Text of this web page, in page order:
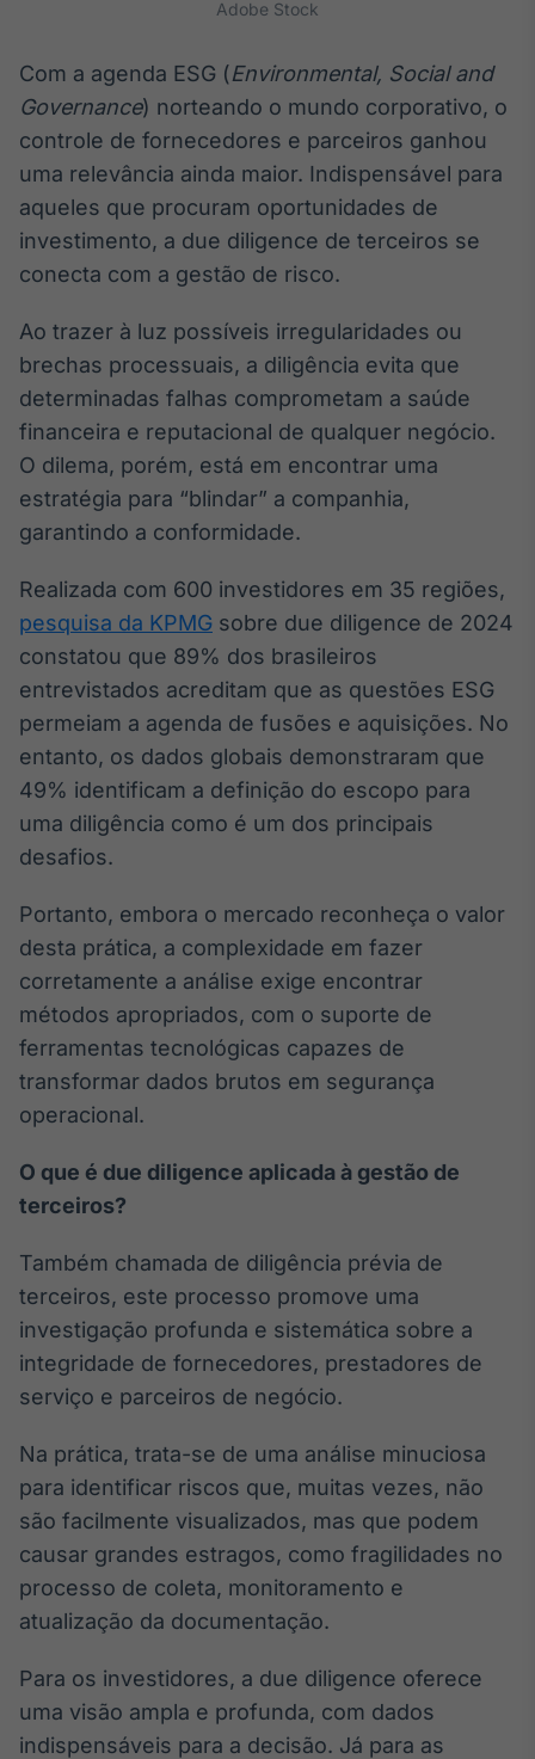
Broadcast
White Label
Plataforma para
conteúdos
personalizados
Soluções de Dados
e Conteúdos
Broadcast
Plataforma para
negociação de
ativos
Broadcast
Datafeed
APIs para
integração de
conteúdos e
Broadcast
Ticker
headlines de
notícias
Broadcast
Widgets
Broadcast
Wallboard
dados para
displays e telas
Curadoria
noticiosos
Soluções de
Tecnologia
Radar
Monitoramento
notícias e
Broadcast
Fundos
A melhor
analisar fundos
no Brasil
IA
Em breve
Adobe Stock
Com a agenda ESG (Environmental, Social and
Governance) norteando o mundo corporativo, o
controle de fornecedores e parceiros ganhou
uma relevância ainda maior. Indispensável para
aqueles que procuram oportunidades de
investimento, a due diligence de terceiros se
conecta com a gestão de risco.
Ao trazer à luz possíveis irregularidades ou
brechas processuais, a diligência evita que
determinadas falhas comprometam a saúde
financeira e reputacional de qualquer negócio.
O dilema, porém, está em encontrar uma
estratégia para “blindar” a companhia,
garantindo a conformidade.
Realizada com 600 investidores em 35 regiões,
pesquisa da KPMG sobre due diligence de 2024
constatou que 89% dos brasileiros
entrevistados acreditam que as questões ESG
permeiam a agenda de fusões e aquisições. No
entanto, os dados globais demonstraram que
49% identificam a definição do escopo para
uma diligência como é um dos principais
desafios.
Portanto, embora o mercado reconheça o valor
desta prática, a complexidade em fazer
corretamente a análise exige encontrar
métodos apropriados, com o suporte de
ferramentas tecnológicas capazes de
transformar dados brutos em segurança
operacional.
O que é due diligence aplicada à gestão de
terceiros?
Também chamada de diligência prévia de
terceiros, este processo promove uma
investigação profunda e sistemática sobre a
integridade de fornecedores, prestadores de
serviço e parceiros de negócio.
Na prática, trata-se de uma análise minuciosa
para identificar riscos que, muitas vezes, não
são facilmente visualizados, mas que podem
causar grandes estragos, como fragilidades no
processo de coleta, monitoramento e
atualização da documentação.
Para os investidores, a due diligence oferece
uma visão ampla e profunda, com dados
indispensáveis para a decisão. Já para as